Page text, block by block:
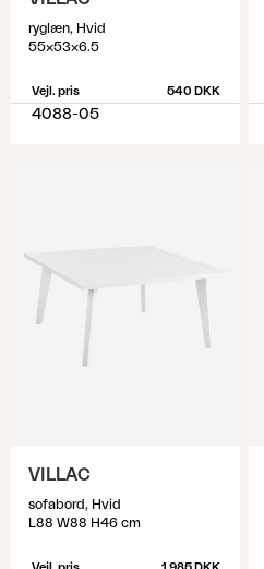
ryglæn, Hvid
55x53x6.5
Vejl. pris 540 DKK
4088-05
VILLAC
sofabord, Hvid
L88 W88 H46 cm